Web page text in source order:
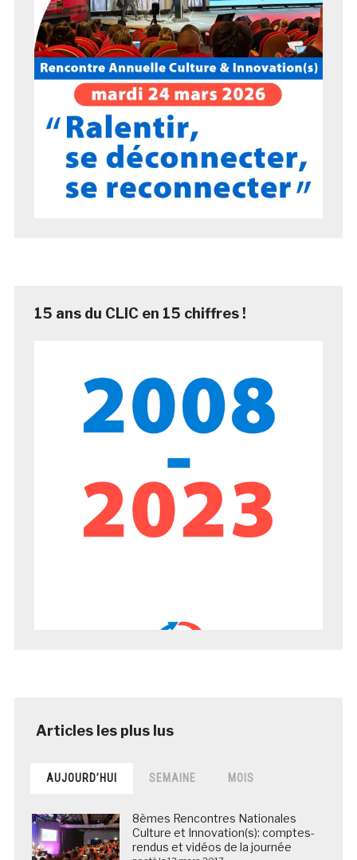
15 ans du CLIC en 15 chiffres !
AUJOURD’HUI SEMAINE MOIS
8èmes Rencontres Nationales
Culture et Innovation(s): comptes-
rendus et vidéos de la journée